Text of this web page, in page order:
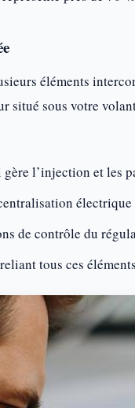
éléments
situé sous votre
l’injection et les
électrique
de contrôle du
tous ces